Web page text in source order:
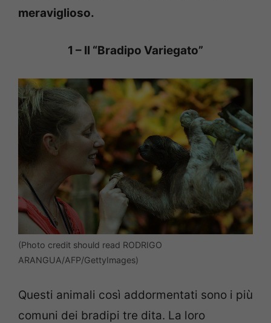
meraviglioso.
1 – Il “Bradipo Variegato”
(Photo credit should read RODRIGO
ARANGUA/AFP/GettyImages)
Questi animali così addormentati sono i più
comuni dei bradipi tre dita. La loro